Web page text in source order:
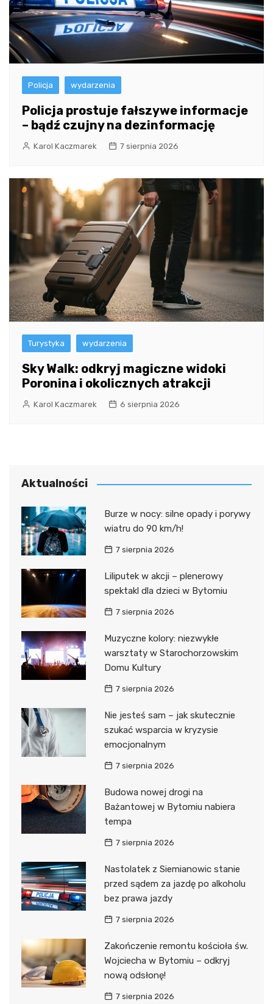
Policja wydarzenia
Policja prostuje fałszywe informacje
– bądź czujny na dezinformację
Karol Kaczmarek 7 sierpnia 2026
Turystyka wydarzenia
Sky Walk: odkryj magiczne widoki
Poronina i okolicznych atrakcji
Karol Kaczmarek 6 sierpnia 2026
Aktualności
Burze w nocy: silne opady i porywy
wiatru do 90 km/h!
7 sierpnia 2026
Liliputek w akcji – plenerowy
spektakl dla dzieci w Bytomiu
7 sierpnia 2026
Muzyczne kolory: niezwykłe
warsztaty w Starochorzowskim
Domu Kultury
7 sierpnia 2026
Nie jesteś sam – jak skutecznie
szukać wsparcia w kryzysie
emocjonalnym
7 sierpnia 2026
Budowa nowej drogi na
Bażantowej w Bytomiu nabiera
tempa
7 sierpnia 2026
Nastolatek z Siemianowic stanie
przed sądem za jazdę po alkoholu
bez prawa jazdy
7 sierpnia 2026
Zakończenie remontu kościoła św.
Wojciecha w Bytomiu – odkryj
nową odsłonę!
7 sierpnia 2026